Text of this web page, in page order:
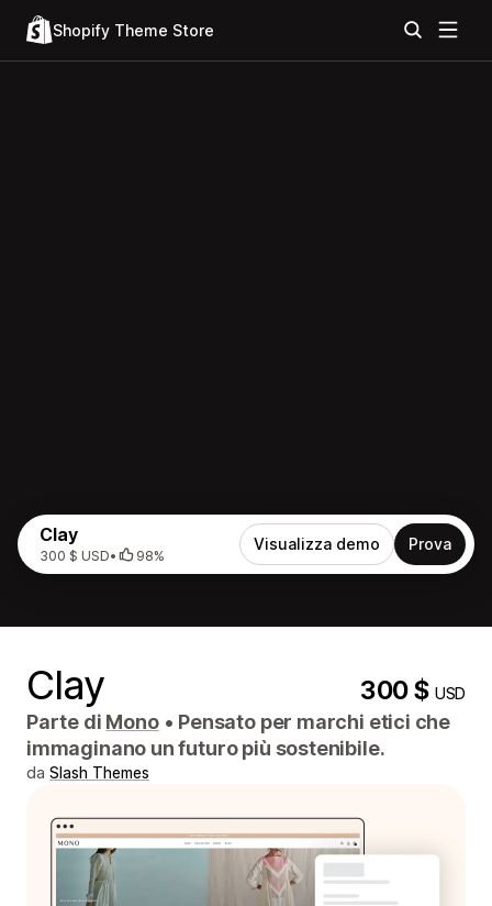
Shopify Theme Store
Clay
300 $ USD• 98%
Visualizza demo Prova
Clay 300 $USD
Parte di Mono • Pensato per marchi etici che
immaginano un futuro più sostenibile.
da Slash Themes